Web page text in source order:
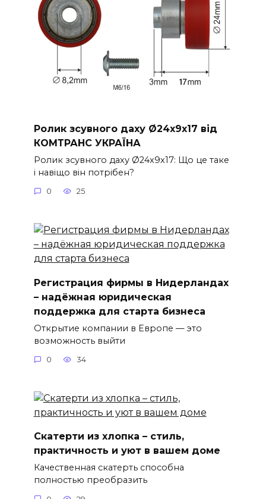
Ролик зсувного даху Ø24x9x17 від
КОМТРАНС УКРАЇНА
Ролик зсувного даху Ø24x9x17: Що це таке
і навіщо він потрібен?
0 25
Регистрация фирмы в Нидерландах
– надёжная юридическая
поддержка для старта бизнеса
Открытие компании в Европе — это
возможность выйти
0 34
Скатерти из хлопка – стиль,
практичность и уют в вашем доме
Качественная скатерть способна
полностью преобразить